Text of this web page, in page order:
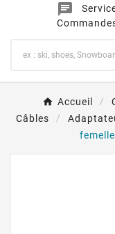
chat
Accueil
Câbles